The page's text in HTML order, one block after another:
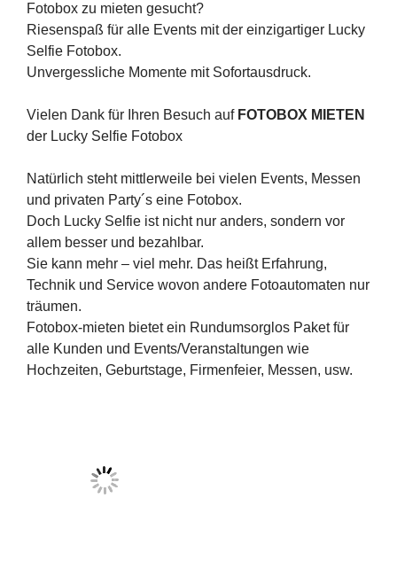
Fotobox zu mieten gesucht?
Riesenspaß für alle Events mit der einzigartiger Lucky
Selfie Fotobox.
Unvergessliche Momente mit Sofortausdruck.
Vielen Dank für Ihren Besuch auf FOTOBOX MIETEN
der Lucky Selfie Fotobox
Natürlich steht mittlerweile bei vielen Events, Messen
und privaten Party´s eine Fotobox.
Doch Lucky Selfie ist nicht nur anders, sondern vor
allem besser und bezahlbar.
Sie kann mehr – viel mehr. Das heißt Erfahrung,
Technik und Service wovon andere Fotoautomaten nur
träumen.
Fotobox-mieten bietet ein Rundumsorglos Paket für
alle Kunden und Events/Veranstaltungen wie
Hochzeiten, Geburtstage, Firmenfeier, Messen, usw.